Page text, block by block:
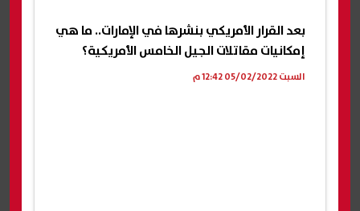
بعد القرار الأمريكي بنشرها في الإمارات.. ما هي
إمكانيات مقاتلات الجيل الخامس الأمريكية؟
السبت 05/02/2022 12:42 م